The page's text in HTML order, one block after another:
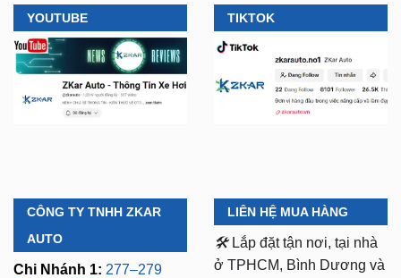
YOUTUBE TIKTOK
CÔNG TY TNHH ZKAR
AUTO
Chi Nhánh 1: 277–279
LIÊN HỆ MUA HÀNG
🛠️ Lắp đặt tận nơi, tại nhà
ở TPHCM, Bình Dương và